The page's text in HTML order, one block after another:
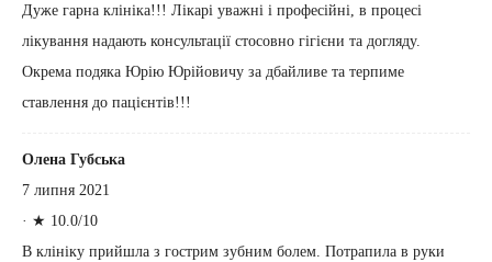
Дуже гарна клініка!!! Лікарі уважні і професійні, в процесі
лікування надають консультації стосовно гігієни та догляду.
Окрема подяка Юрію Юрійовичу за дбайливе та терпиме
ставлення до пацієнтів!!!
Олена Губська
7 липня 2021
· ★ 10.0/10
В клініку прийшла з гострим зубним болем. Потрапила в руки